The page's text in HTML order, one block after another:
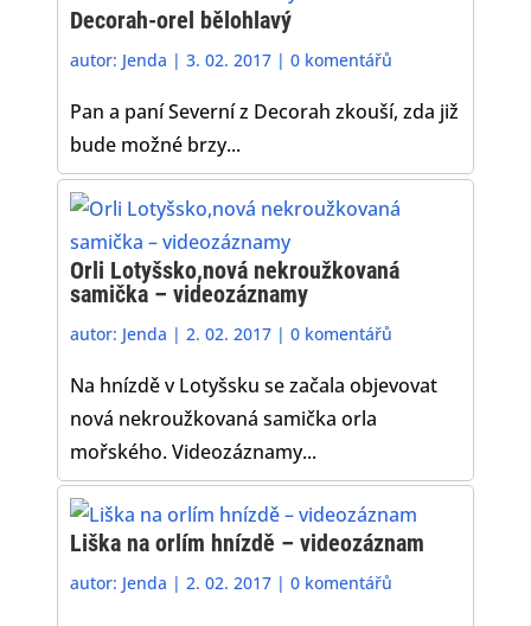
Decorah-orel bělohlavý
autor: Jenda |3. 02. 2017 |0 komentářů
Pan a paní Severní z Decorah zkouší, zda již
bude možné brzy...
Orli Lotyšsko,nová nekroužkovaná
samička – videozáznamy
autor: Jenda | 2. 02. 2017 |0 komentářů
Na hnízdě v Lotyšsku se začala objevovat
nová nekroužkovaná samička orla
mořského. Videozáznamy...
Liška na orlím hnízdě – videozáznam
autor: Jenda |2. 02. 2017 |0 komentářů